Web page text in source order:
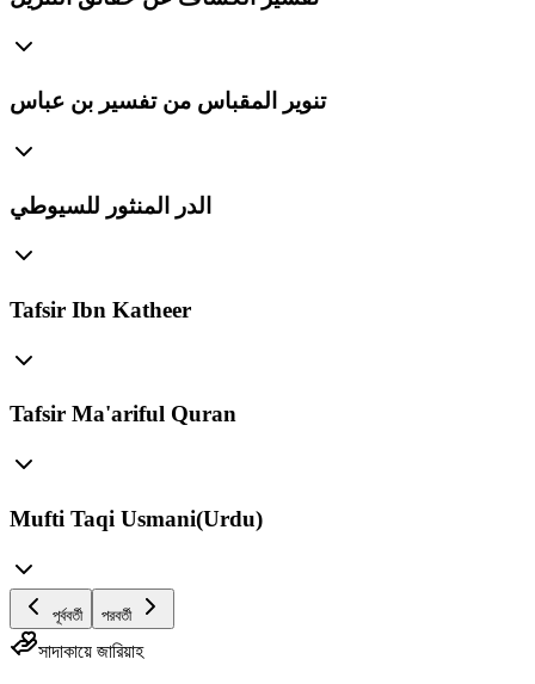
تنوير المقباس من تفسير بن عباس
الدر المنثور للسيوطي
Tafsir Ibn Katheer
Tafsir Ma'ariful Quran
Mufti Taqi Usmani(Urdu)
পূর্ববর্তী পরবর্তী
সাদাকায়ে জারিয়াহ